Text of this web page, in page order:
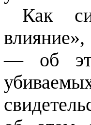
Как
— об